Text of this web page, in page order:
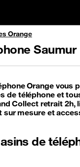
Orange
Saumur
Orange vous
de téléphone et
Collect retrait 2h,
sur mesure et
de